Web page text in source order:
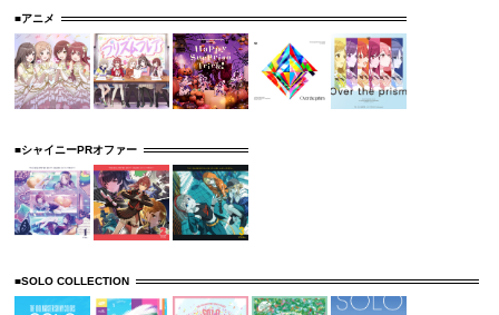
■アニメ
■シャイニーPRオファー
■SOLO COLLECTION